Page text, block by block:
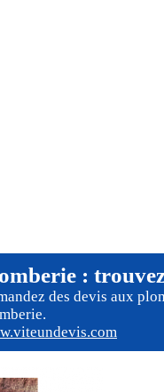
:
des devis aux
.